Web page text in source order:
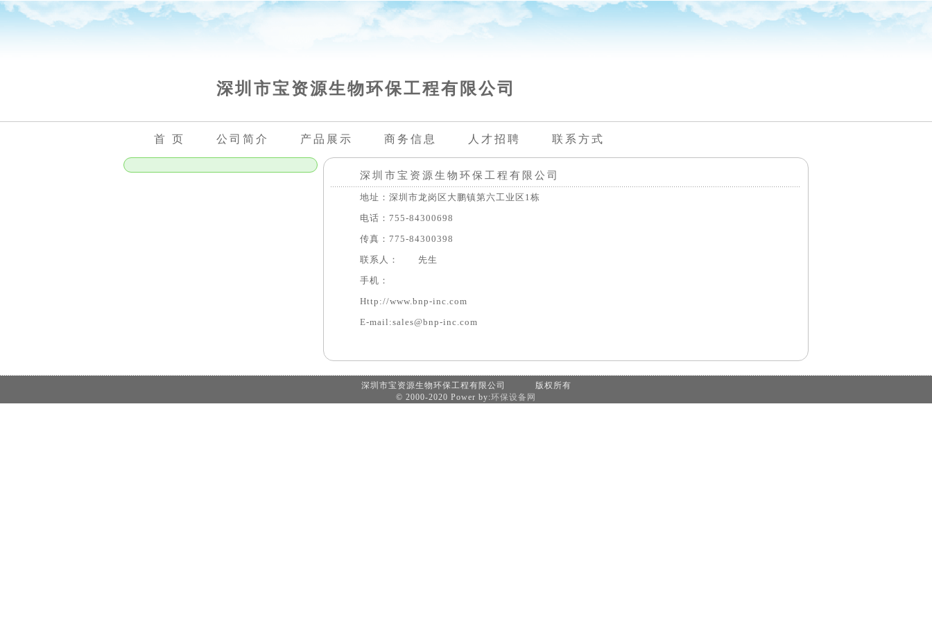
深圳市宝资源生物环保工程有限公司
首 页 公司简介 产品展示 商务信息 人才招聘 联系方式
深圳市宝资源生物环保工程有限公司
地址：深圳市龙岗区大鹏镇第六工业区1栋
电话：755-84300698
传真：775-84300398
联系人： 先生
手机：
Http://www.bnp-inc.com
E-mail:sales@bnp-inc.com
深圳市宝资源生物环保工程有限公司 版权所有
© 2000-2020 Power by:环保设备网